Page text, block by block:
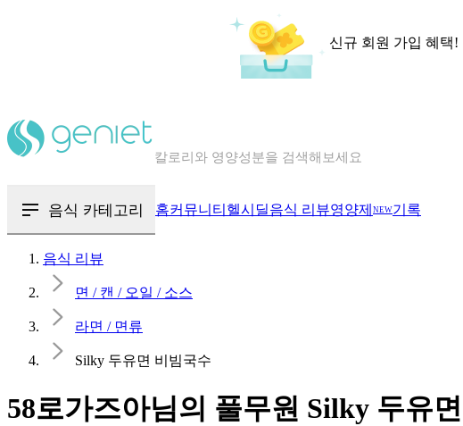
신규 회원 가입 혜택!
칼로리와 영양성분을 검색해보세요
음식 카테고리 홈커뮤니티 헬시딜음식 리뷰영양제 NEW기록
음식 리뷰
면 / 캔 / 오일 / 소스
라면 / 면류
Silky 두유면 비빔국수
58로가즈아님의 풀무원 Silky 두유